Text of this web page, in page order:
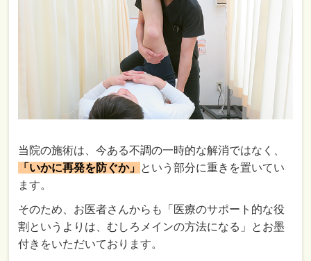
当院の施術は、今ある不調の一時的な解消ではなく、
「いかに再発を防ぐか」 という部分に重きを置いてい
ます。
そのため、お医者さんからも「医療のサポート的な役
割というよりは、むしろメインの方法になる」とお墨
付きをいただいております。